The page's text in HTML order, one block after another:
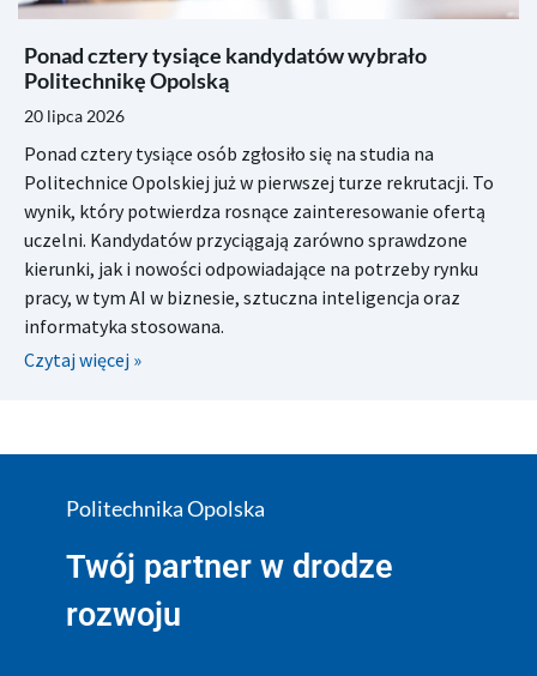
Ponad cztery tysiące kandydatów wybrało
Politechnikę Opolską
20 lipca 2026
Ponad cztery tysiące osób zgłosiło się na studia na
Politechnice Opolskiej już w pierwszej turze rekrutacji. To
wynik, który potwierdza rosnące zainteresowanie ofertą
uczelni. Kandydatów przyciągają zarówno sprawdzone
kierunki, jak i nowości odpowiadające na potrzeby rynku
pracy, w tym AI w biznesie, sztuczna inteligencja oraz
informatyka stosowana.
Czytaj więcej »
Politechnika Opolska
Twój partner w drodze
rozwoju